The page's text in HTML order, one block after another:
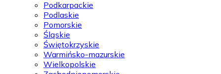
Podkarpackie
Podlaskie
Pomorskie
Śląskie
Świętokrzyskie
Warmińsko-mazurskie
Wielkopolskie